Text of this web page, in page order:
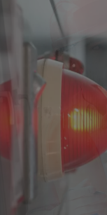
New Zealand
Singapore
EUROPE
Belgium
France
Spain